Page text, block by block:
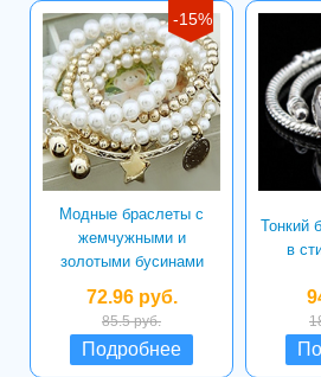
-15%
Модные браслеты с
жемчужными и
золотыми бусинами
72.96 руб.
85.5 руб.
Подробнее
Тонкий
в